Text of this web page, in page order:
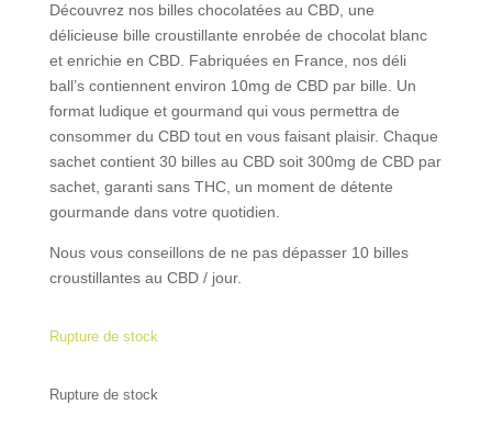
Découvrez nos billes chocolatées au CBD, une
délicieuse bille croustillante enrobée de chocolat blanc
et enrichie en CBD. Fabriquées en France, nos déli
ball’s contiennent environ 10mg de CBD par bille. Un
format ludique et gourmand qui vous permettra de
consommer du CBD tout en vous faisant plaisir. Chaque
sachet contient 30 billes au CBD soit 300mg de CBD par
sachet, garanti sans THC, un moment de détente
gourmande dans votre quotidien.
Nous vous conseillons de ne pas dépasser 10 billes
croustillantes au CBD / jour.
Rupture de stock
Rupture de stock